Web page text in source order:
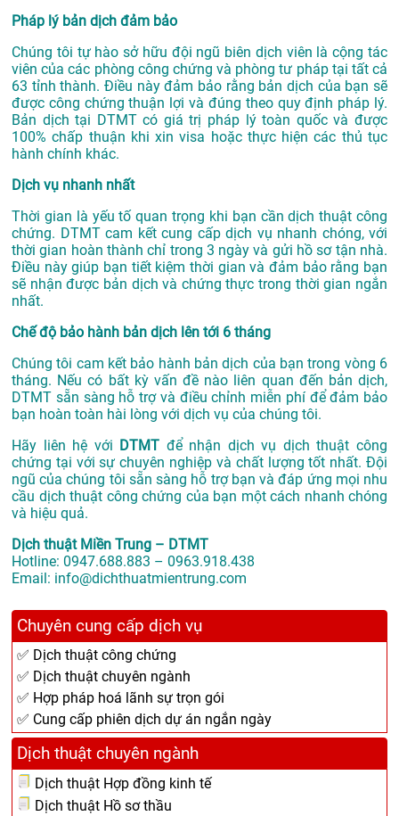
Pháp lý bản dịch đảm bảo
Chúng tôi tự hào sở hữu đội ngũ biên dịch viên là cộng tác
viên của các phòng công chứng và phòng tư pháp tại tất cả
63 tỉnh thành. Điều này đảm bảo rằng bản dịch của bạn sẽ
được công chứng thuận lợi và đúng theo quy định pháp lý.
Bản dịch tại DTMT có giá trị pháp lý toàn quốc và được
100% chấp thuận khi xin visa hoặc thực hiện các thủ tục
hành chính khác.
Dịch vụ nhanh nhất
Thời gian là yếu tố quan trọng khi bạn cần dịch thuật công
chứng. DTMT cam kết cung cấp dịch vụ nhanh chóng, với
thời gian hoàn thành chỉ trong 3 ngày và gửi hồ sơ tận nhà.
Điều này giúp bạn tiết kiệm thời gian và đảm bảo rằng bạn
sẽ nhận được bản dịch và chứng thực trong thời gian ngắn
nhất.
Chế độ bảo hành bản dịch lên tới 6 tháng
Chúng tôi cam kết bảo hành bản dịch của bạn trong vòng 6
tháng. Nếu có bất kỳ vấn đề nào liên quan đến bản dịch,
DTMT sẵn sàng hỗ trợ và điều chỉnh miễn phí để đảm bảo
bạn hoàn toàn hài lòng với dịch vụ của chúng tôi.
Hãy liên hệ với DTMT để nhận dịch vụ dịch thuật công
chứng tại với sự chuyên nghiệp và chất lượng tốt nhất. Đội
ngũ của chúng tôi sẵn sàng hỗ trợ bạn và đáp ứng mọi nhu
cầu dịch thuật công chứng của bạn một cách nhanh chóng
và hiệu quả.
Dịch thuật Miền Trung – DTMT
Hotline: 0947.688.883 – 0963.918.438
Email: info@dichthuatmientrung.com
Chuyên cung cấp dịch vụ
✅ Dịch thuật công chứng
✅ Dịch thuật chuyên ngành
✅ Hợp pháp hoá lãnh sự trọn gói
✅ Cung cấp phiên dịch dự án ngắn ngày
Dịch thuật chuyên ngành
Dịch thuật Hợp đồng kinh tế
Dịch thuật Hồ sơ thầu